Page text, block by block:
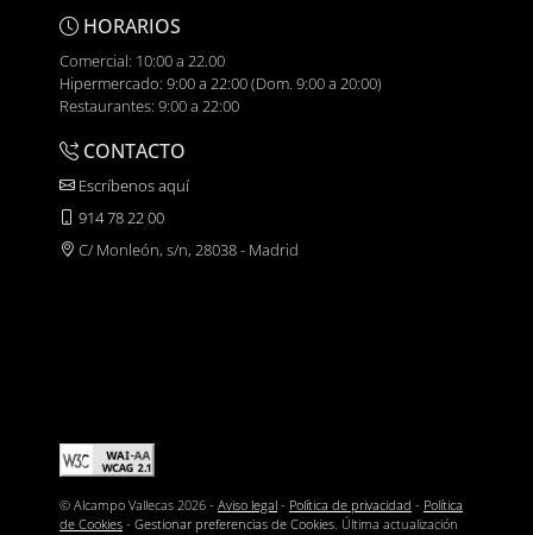
HORARIOS
Comercial: 10:00 a 22.00
Hipermercado: 9:00 a 22:00 (Dom. 9:00 a 20:00)
Restaurantes: 9:00 a 22:00
CONTACTO
Escríbenos aquí
914 78 22 00
C/ Monleón, s/n, 28038 - Madrid
© Alcampo Vallecas 2026 - Aviso legal - Política de privacidad - Política
de Cookies - Gestionar preferencias de Cookies . Última actualización